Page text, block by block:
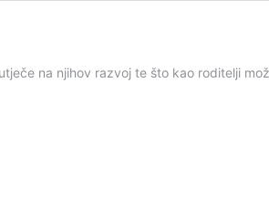
na njihov razvoj te što kao roditelji